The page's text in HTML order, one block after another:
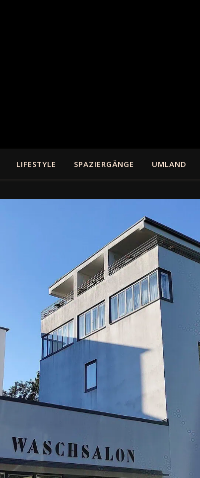
LIFESTYLE SPAZIERGÄNGE UMLAND